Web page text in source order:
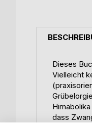
Dieses
Vielleicht
dass